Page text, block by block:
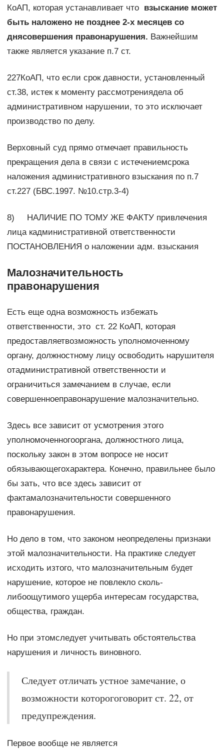
КоАП, которая устанавливает что взыскание может
быть наложено не позднее 2-х месяцев со
днясовершения правонарушения. Важнейшим
также является указание п.7 ст.
227КоАП, что если срок давности, установленный
ст.38, истек к моменту рассмотрениядела об
административном нарушении, то это исключает
производство по делу.
Верховный суд прямо отмечает правильность
прекращения дела в связи с истечениемсрока
наложения административного взыскания по п.7
ст.227 (БВС.1997. №10.стр.3-4)
8) НАЛИЧИЕ ПО ТОМУ ЖЕ ФАКТУ привлечения
лица кадминистративной ответственности
ПОСТАНОВЛЕНИЯ о наложении адм. взыскания
Малозначительность
правонарушения
Есть еще одна возможность избежать
ответственности, это ст. 22 КоАП, которая
предоставляетвозможность уполномоченному
органу, должностному лицу освободить нарушителя
отадминистративной ответственности и
ограничиться замечанием в случae, если
совершенноеправонарушение малозначительно.
Здесь все зависит от усмотрения этого
уполномоченногооргана, должностного лица,
поскольку закон в этом вопросе не носит
обязывающегохарактера. Конечно, правильнее было
бы зать, что все здесь зависит от
фактамалозначительности совершенного
правонарушения.
Но дело в том, что законом неопределены признаки
этой малозначительности. На практике следует
исходить изтого, что малозначительным будет
нарушение, которое не повлекло сколь-
либоощутимого ущерба интересам государства,
общества, граждан.
Но при этомследует учитывать обстоятельства
нарушения и личность виновного.
Следует отличать устное замечание, о
возможности которогоговорит ст. 22, от
предупреждения.
Первое вообще не является